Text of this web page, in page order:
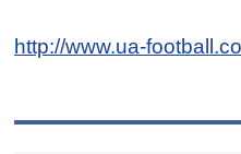
http://www.ua-